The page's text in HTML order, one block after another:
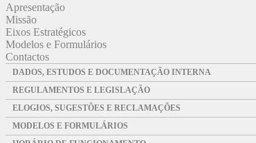
Apresentação
Missão
Eixos Estratégicos
Modelos e Formulários
Contactos
DADOS, ESTUDOS E DOCUMENTAÇÃO INTERNA
REGULAMENTOS E LEGISLAÇÃO
ELOGIOS, SUGESTÕES E RECLAMAÇÕES
MODELOS E FORMULÁRIOS